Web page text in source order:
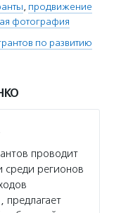
, продвижение
фотография
по развитию
проводит
среди регионов